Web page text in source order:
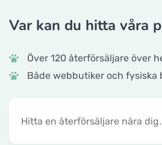
Var kan du hitta våra
Över 120 återförsäljare över
Både webbutiker och fysiska